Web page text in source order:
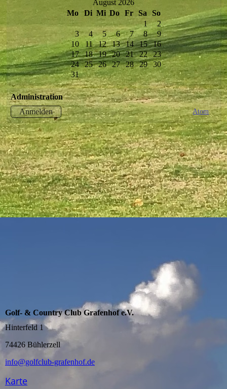
August 2026
Mo
Di Mi Do Fr Sa
So
1
2
3
4 5 6 7 8
9
10
11 12 13 14 15
16
17
18 19 20 21 22
23
24
25 26 27 28 29
30
31
Administration
Anmelden
Atom
Golf- & Country Club Grafenhof e.V.
Hinterfeld 1
74426 Bühlerzell
info@golfclub-grafenhof.de
Karte